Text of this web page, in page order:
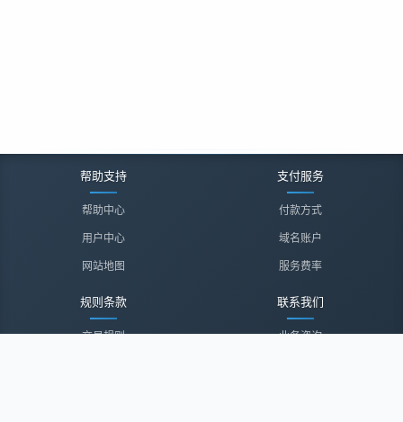
帮助支持
帮助中心
用户中心
网站地图
支付服务
付款方式
域名账户
服务费率
规则条款
交易规则
联系我们
业务咨询